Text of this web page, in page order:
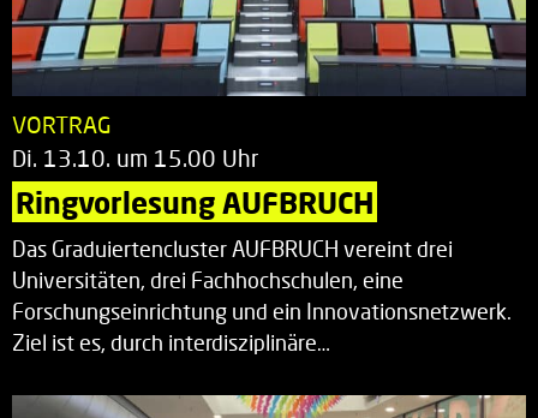
VORTRAG
Di. 13.10. um 15.00 Uhr
Ringvorlesung AUFBRUCH
Das Graduiertencluster AUFBRUCH vereint drei
Universitäten, drei Fachhochschulen, eine
Forschungseinrichtung und ein Innovationsnetzwerk.
Ziel ist es, durch interdisziplinäre…